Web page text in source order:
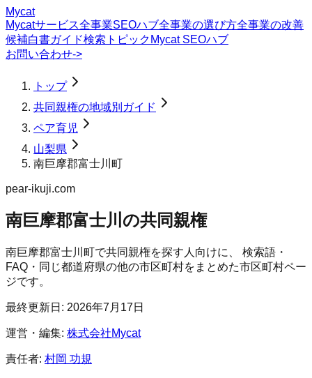
Mycat
Mycatサービス全事業SEOハブ全事業の選び方全事業の改善
候補白書ガイド検索トピック Mycat SEOハブ
お問い合わせ->
トップ
共同親権の地域別ガイド
ペア育児
山梨県
南巨摩郡富士川町
pear-ikuji.com
南巨摩郡富士川の共同親権
南巨摩郡富士川町で共同親権を探す人向けに、 検索語・
FAQ・同じ都道府県の他の市区町村をまとめた市区町村ペー
ジです。
最終更新日: 2026年7月17日
運営・編集: 株式会社Mycat
責任者: 村岡 功規